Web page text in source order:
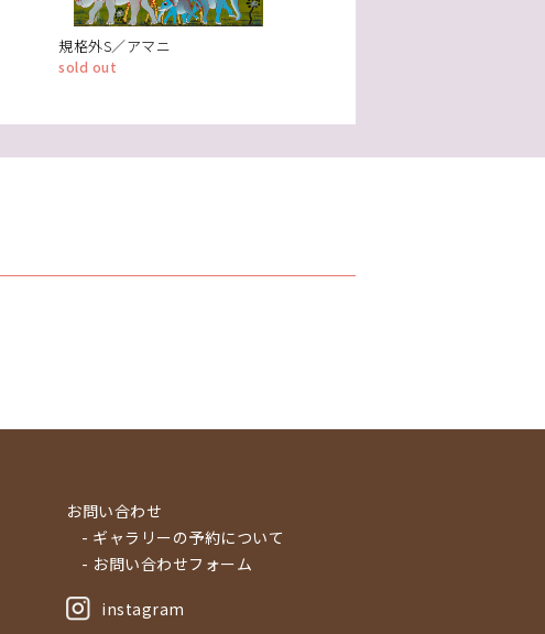
規格外S／アマニ
sold out
お問い合わせ
- ギャラリーの予約について
- お問い合わせフォーム
instagram